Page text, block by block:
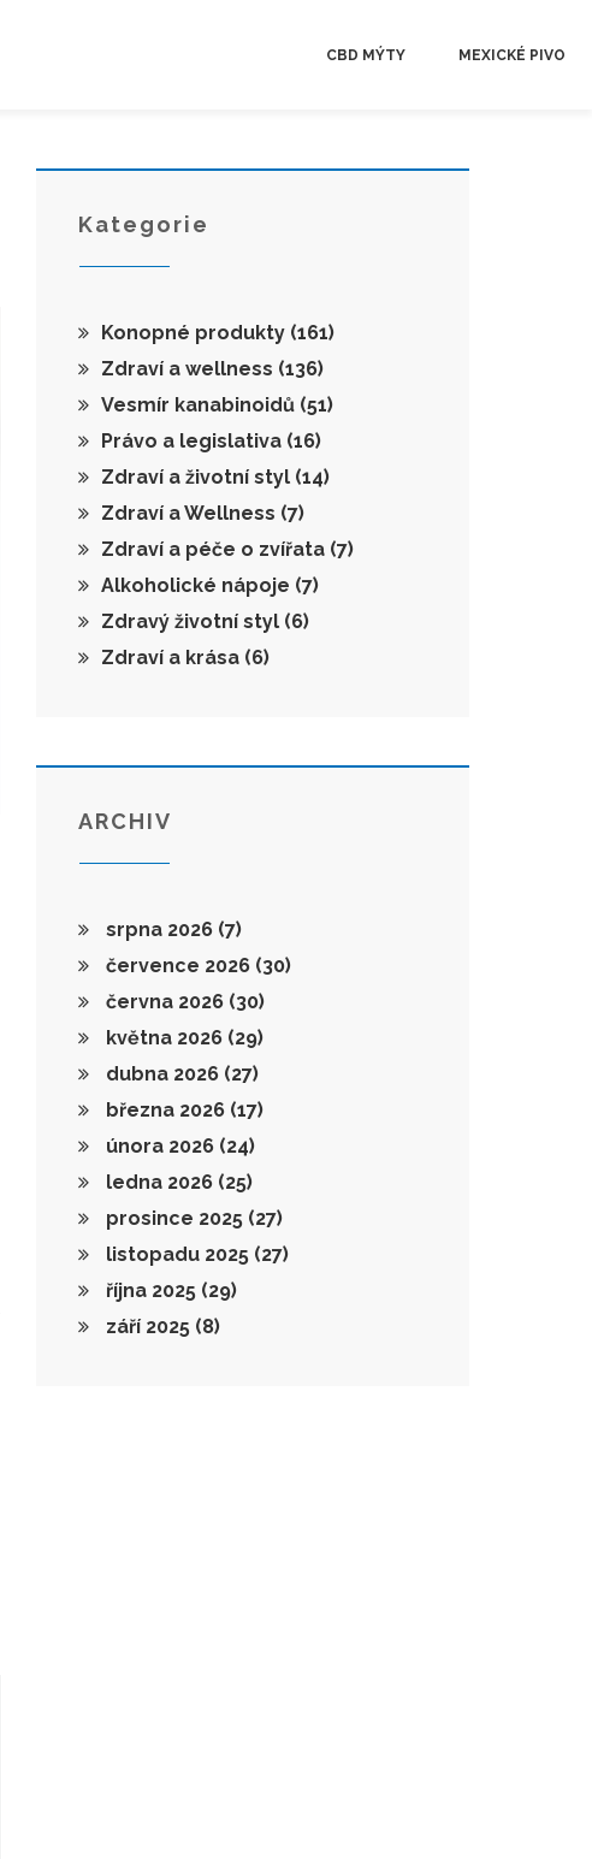
CBD MÝTY MEXICKÉ PIVO
Kategorie
Konopné produkty (161)
Zdraví a wellness (136)
Vesmír kanabinoidů (51)
Právo a legislativa (16)
Zdraví a životní styl (14)
Zdraví a Wellness (7)
Zdraví a péče o zvířata (7)
Alkoholické nápoje (7)
Zdravý životní styl (6)
Zdraví a krása (6)
ARCHIV
srpna 2026 (7)
července 2026 (30)
června 2026 (30)
května 2026 (29)
dubna 2026 (27)
března 2026 (17)
února 2026 (24)
ledna 2026 (25)
prosince 2025 (27)
listopadu 2025 (27)
října 2025 (29)
září 2025 (8)